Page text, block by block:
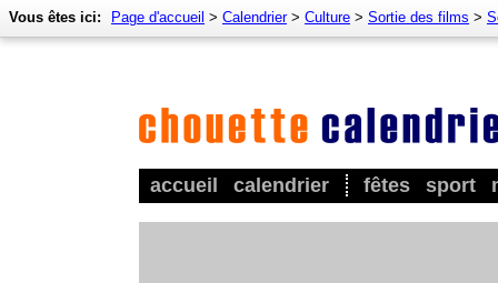
accueil calendrier fêtes sport
Vous êtes ici: Page d'accueil > Calendrier> Culture > Sortie des films >